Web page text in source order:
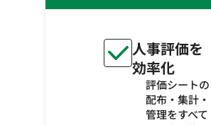
人事評価を
効率化
評価シートの
配布・集計・
管理をすべて